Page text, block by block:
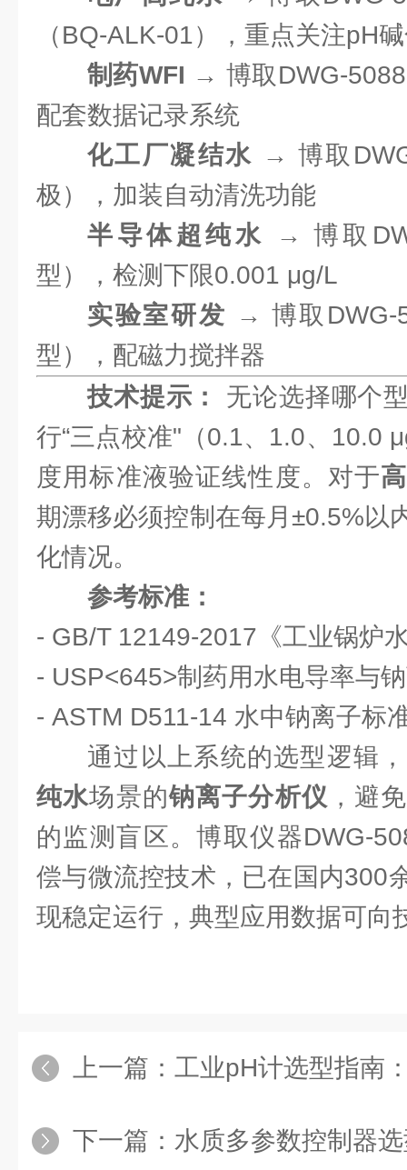
（BQ-ALK-01），重点关注pH
制药WFI → 博取DWG-
配套数据记录系统
化工厂凝结水 → 博取
极），加装自动清洗功能
半导体超纯水
→ 博取
型），检测下限0.001 μg/L
实验室研发 → 博取DWG-
型），配磁力搅拌器
技术提示：
无论选择哪个
行“三点校准"（0.1、1.0、10.0
度用标准液验证线性度。对于
期漂移必须控制在每月±0.5%以
化情况。
参考标准：
- GB/T 12149-2017《工业锅炉
- USP<645>制药用水电导率与
- ASTM D511-14 水中钠离子标
通过以上系统的选型逻辑
纯水场景的钠离子分析仪 ，避
的监测盲区。博取仪器DWG-
偿与微流控技术，已在国内300
现稳定运行，典型应用数据可向
上一篇： 工业pH计选型指南：电极材质
下一篇： 水质多参数控制器选型：报